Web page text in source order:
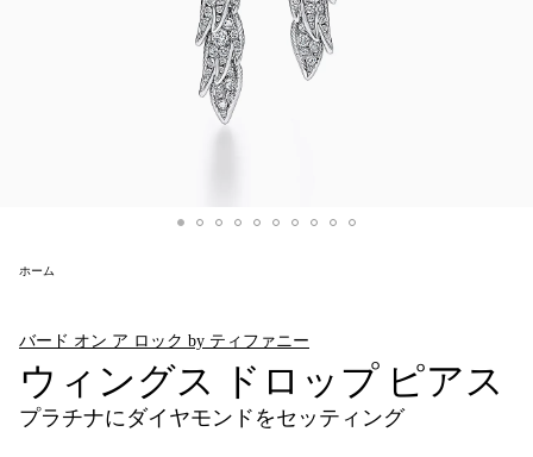
ホーム
バード オン ア ロック by ティファニー
ウィングス ドロップ ピアス
プラチナにダイヤモンドをセッティング